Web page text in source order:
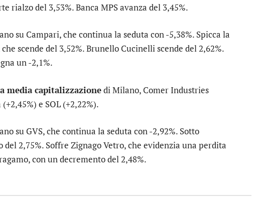
rialzo del 3,53%.Banca MPSavanza del 3,45%.
su Campari, che continua la seduta con -5,38%. Spicca la
che scende del 3,52%.Brunello Cucinelliscende del 2,62%.
un -2,1%.
media capitalizzazionedi Milano, Comer Industries
(+2,45%) e SOL (+2,22%).
su GVS, che continua la seduta con -2,92%. Sotto
del 2,75%. Soffre Zignago Vetro, che evidenzia una perdita
, con un decremento del 2,48%.